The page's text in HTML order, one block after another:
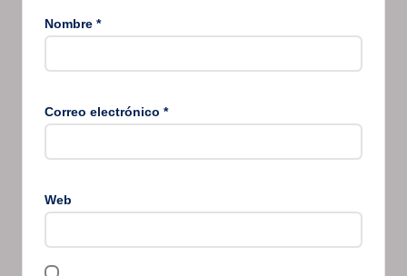
Nombre *
Correo electrónico *
Web